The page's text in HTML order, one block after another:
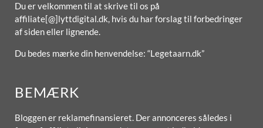
Du er velkommen til at skrive til os på
affiliate[@]lyttdigital.dk, hvis du har forslag til forbedringer
af siden eller lignende.
Du bedes mærke din henvendelse: “Legetaarn.dk”
BEMÆRK
Bloggen er reklamefinansieret. Der annonceres således i